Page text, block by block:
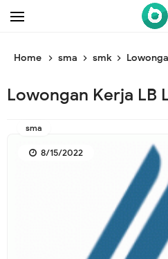
/* ganti br end
Home sma smk
Lowongan Kerja LB
sma
8/15/2022